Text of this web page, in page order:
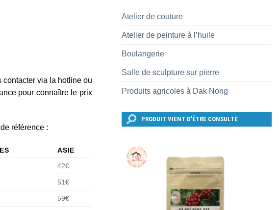
via la hotline ou
pour connaître le prix
référence :
ASIE
42€
51€
59€
Atelier de couture
Atelier de peinture à l’huile
Boulangerie
Salle de sculpture sur pierre
Produits agricoles à Dak Nong
PRODUIT VIENT D'ÊTRE CONSULTÉ